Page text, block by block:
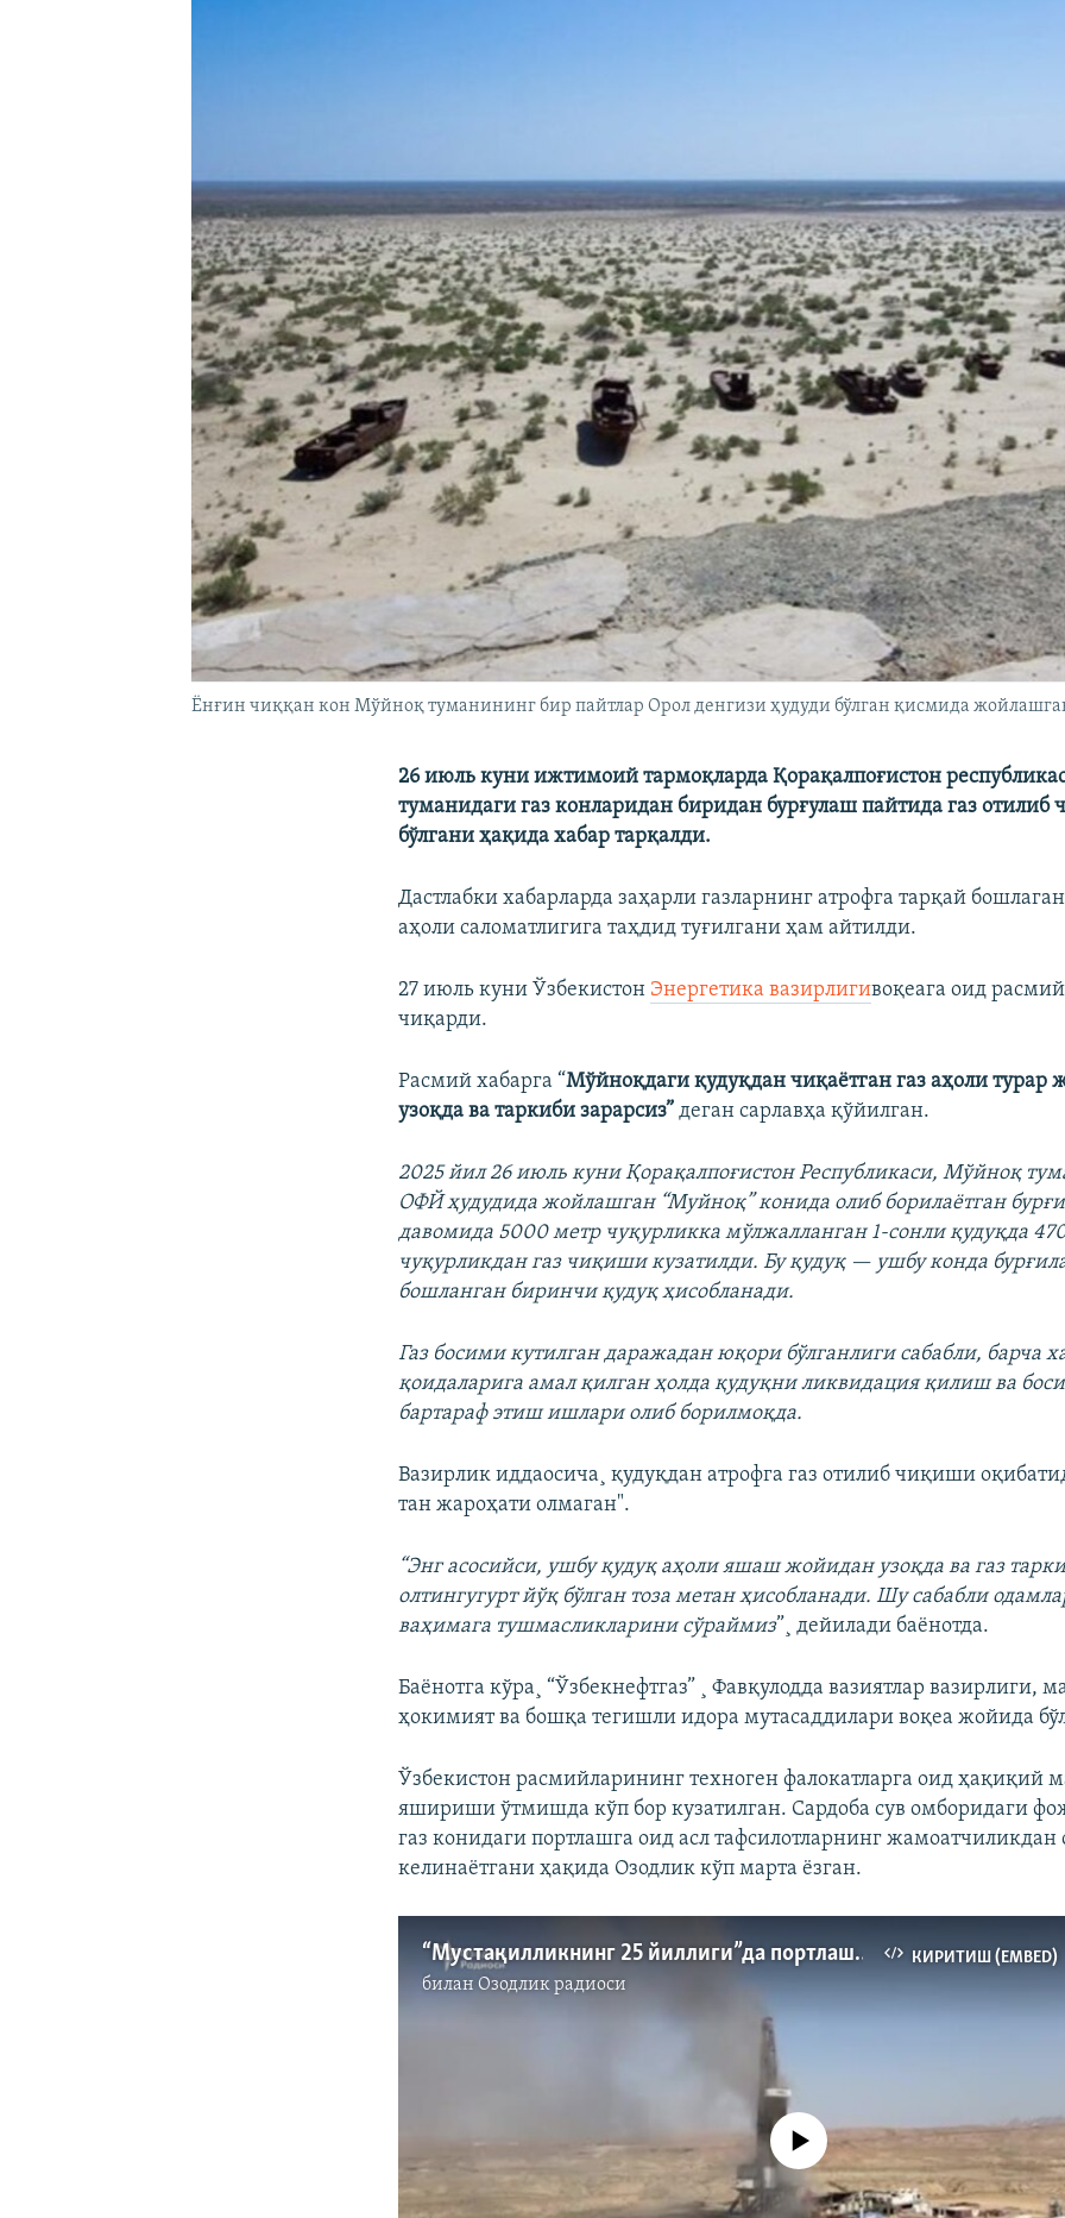
Ëнғин чиққан кон Мўйноқ туманининг бир пайтлар Орол денгизи ҳудуди бўлган қисмида
26 июль куни ижтимоий тармоқларда Қорақалпоғистон
туманидаги газ конларидан биридан бурғулаш пайтида газ отилиб
бўлгани ҳақида хабар тарқалди.
Дастлабки хабарларда заҳарли газларнинг атрофга тарқай
аҳоли саломатлигига таҳдид туғилгани ҳам айтилди.
27 июль куни Ўзбекистон Энергетика вазирлигивоқеага оид
чиқарди.
Расмий хабарга “Мўйноқдаги қудуқдан чиқаётган газ аҳоли турар
узоқда ва таркиби зарарсиз”деган сарлавҳа қўйилган.
2025 йил 26 июль куни Қорақалпоғистон Республикаси, Мўйноқ
ОФЙ ҳудудида жойлашган “Муйноқ” конида олиб борилаётган
давомида 5000 метр чуқурликка мўлжалланган 1-сонли қудуқда
чуқурликдан газ чиқиши кузатилди. Бу қудуқ — ушбу конда
бошланган биринчи қудуқ ҳисобланади.
Газ босими кутилган даражадан юқори бўлганлиги сабабли, барча
қоидаларига амал қилган ҳолда қудуқни ликвидация қилиш ва
бартараф этиш ишлари олиб борилмоқда.
Вазирлик иддаосича¸ қудуқдан атрофга газ отилиб чиқиши
тан жароҳати олмаган".
“Энг асосийси, ушбу қудуқ аҳоли яшаш жойидан узоқда ва газ
олтингугурт йўқ бўлган тоза метан ҳисобланади. Шу сабабли
ваҳимага тушмасликларини сўраймиз”¸ дейилади баëнотда.
Баëнотга кўра¸ “Ўзбекнефтгаз” ¸ Фавқулодда вазиятлар вазирлиги,
ҳокимият ва бошқа тегишли идора мутасаддилари воқеа жойида
Ўзбекистон расмийларининг техноген фалокатларга оид ҳақиқий
яшириши ўтмишда кўп бор кузатилган. Сардоба сув омборидаги
газ конидаги портлашга оид асл тафсилотларнинг жамоатчиликдан
келинаëтгани ҳақида Озодлик кўп марта ëзган.
КИРИТИШ (EMBED)
“Мустақилликнинг 25 йиллиги”да портлаш, аҳоли кўчирилмоқда
биланОзодлик радиоси
Айни дамда медиа-манба мавжуд эмас